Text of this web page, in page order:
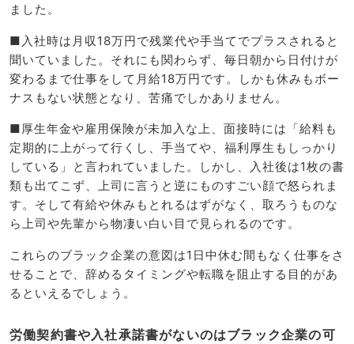
ました。
■入社時は月収18万円で残業代や手当てでプラスされると
聞いていました。それにも関わらず、毎日朝から日付けが
変わるまで仕事をして月給18万円です。しかも休みもボー
ナスもない状態となり、苦痛でしかありません。
■厚生年金や雇用保険が未加入な上、面接時には「給料も
定期的に上がって行くし、手当てや、福利厚生もしっかり
している」と言われていました。しかし、入社後は1枚の書
類も出てこず、上司に言うと逆にものすごい顔で怒られま
す。そして有給や休みもとれるはずがなく、取ろうものな
ら上司や先輩から物凄い白い目で見られるのです。
これらのブラック企業の意図は1日中休む間もなく仕事をさ
せることで、辞めるタイミングや転職を阻止する目的があ
るといえるでしょう。
労働契約書や入社承諾書がないのはブラック企業の可